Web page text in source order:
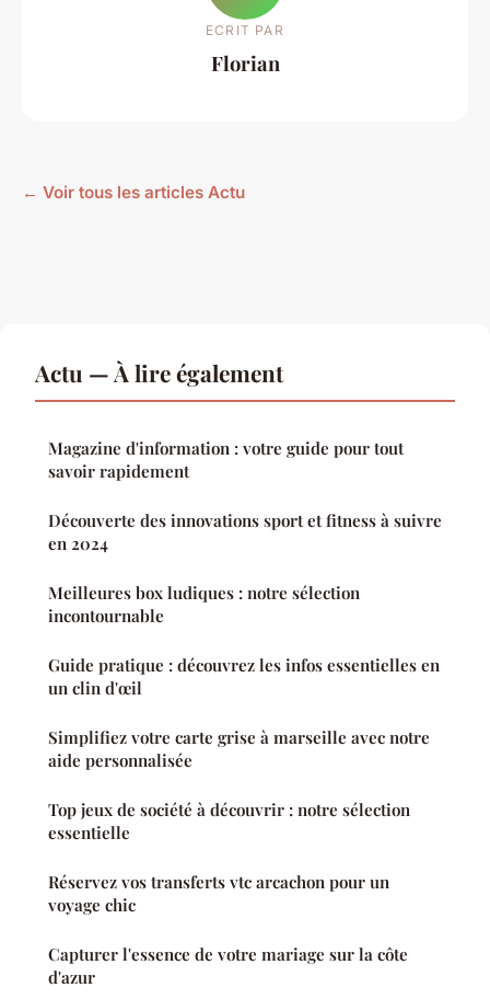
ECRIT PAR
Florian
← Voir tous les articles Actu
Actu — À lire également
Magazine d'information : votre guide pour tout
savoir rapidement
Découverte des innovations sport et fitness à suivre
en 2024
Meilleures box ludiques : notre sélection
incontournable
Guide pratique : découvrez les infos essentielles en
un clin d'œil
Simplifiez votre carte grise à marseille avec notre
aide personnalisée
Top jeux de société à découvrir : notre sélection
essentielle
Réservez vos transferts vtc arcachon pour un
voyage chic
Capturer l'essence de votre mariage sur la côte
d'azur